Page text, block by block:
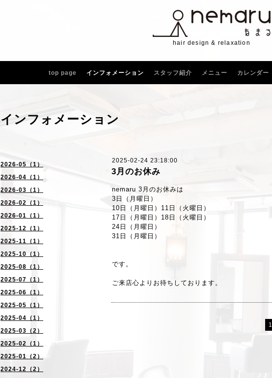
hair design & relaxation
top page インフォメーション スタッフ紹介 メニュー カレンダー
2026-05（1）
2026-04（1）
2026-03（1）
2026-02（1）
2026-01（1）
2025-12（1）
2025-11（1）
2025-10（1）
2025-08（1）
2025-07（1）
2025-06（1）
2025-05（1）
2025-04（1）
2025-03（2）
2025-02（1）
2025-01（2）
2024-12（2）
インフォメーション
2025-02-24 23:18:00
3月のお休み
nemaru 3月のお休みは
3日（月曜日）
10日（月曜日）11日（火曜日）
17日（月曜日）18日（火曜日）
24日
（月曜日）
31日（月曜日）
です。
ご来店心よりお待ちしております。
1